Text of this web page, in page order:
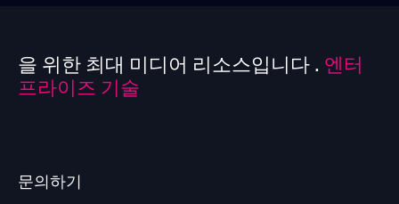
을 위한 최대 미디어 리소스입니다 . 엔터
프라이즈 기술
문의하기